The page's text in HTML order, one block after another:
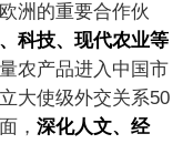
洲的重要合作伙
科技、现代农业等
农产品进入中国市
大使级外交关系50
， 深化人文、经